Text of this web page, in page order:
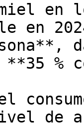
en
en
%
de